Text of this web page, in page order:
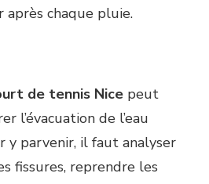
chaque pluie.
de tennis Nice peut
l’évacuation de l’eau
y parvenir, il faut analyser
fissures, reprendre les